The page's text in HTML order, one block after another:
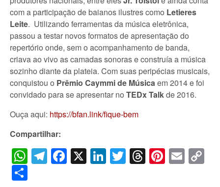
com a participação de baianos ilustres como Letieres
Leite. Utilizando ferramentas da música eletrônica,
passou a testar novos formatos de apresentação do
repertório onde, sem o acompanhamento de banda,
criava ao vivo as camadas sonoras e construía a música
sozinho diante da plateia. Com suas peripécias musicais,
conquistou o Prêmio Caymmi de Músicaem 2014 e foi
convidado para se apresentar no TEDx Talkde 2016.
Ouça aqui: https://bfan.link/fique-bem
Compartilhar:
WhatsApp
Telegram
Facebook
X LinkedIn
Twitter
Threads